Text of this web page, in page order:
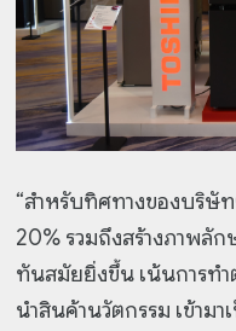
“สำหรับทิศทางของบริษัท
20% รวมถึงสร้างภาพลั
ทันสมัยยิ่งขึ้น เน้นการท
นำสินค้านวัตกรรม เข้าม